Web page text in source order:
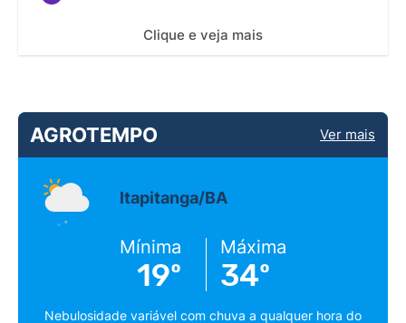
Clique e veja mais
AGROTEMPO Ver mais
Itapitanga/BA
Mínima
19º
Máxima
34º
Nebulosidade variável com chuva a qualquer hora do